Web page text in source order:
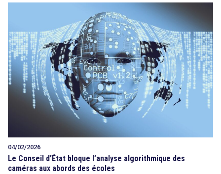
04/02/2026
Le Conseil d’État bloque l’analyse algorithmique des
caméras aux abords des écoles